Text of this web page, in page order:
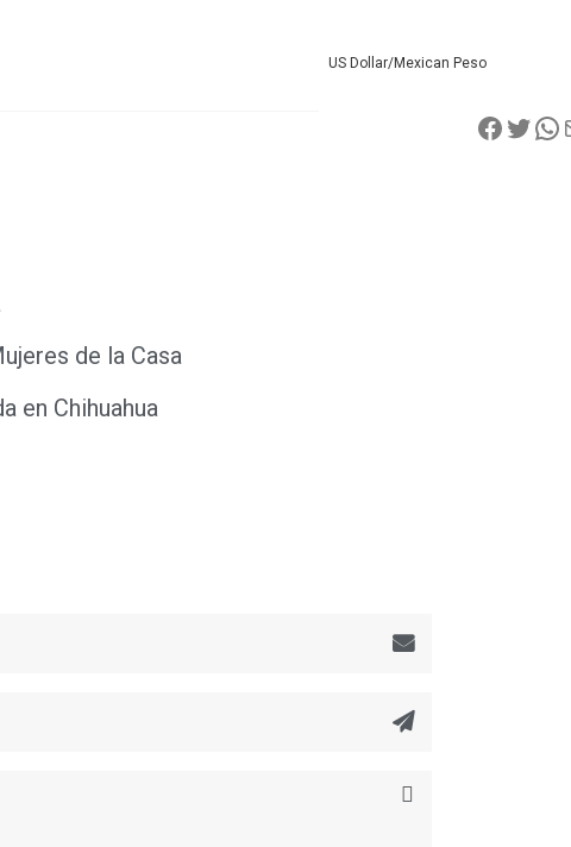
de la Casa
en Chihuahua
US Dollar/Mexican Peso